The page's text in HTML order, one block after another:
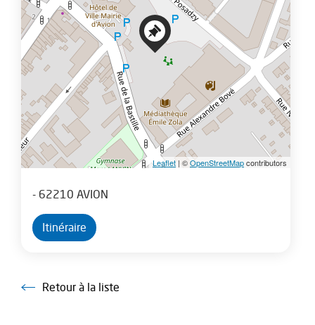
Leaflet | ©OpenStreetMapcontributors
- 62210 AVION
Itinéraire
Retour à la liste
Retour à la liste